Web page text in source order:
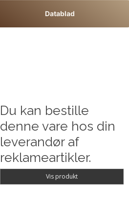
Datablad
Du kan bestille
denne vare hos din
leverandør af
reklameartikler.
Vis produkt